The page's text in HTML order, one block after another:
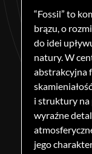
“Fossil” to
brązu, o
do idei
natury. W
abstrakcyjna
i struktury na
wyraźne
jego